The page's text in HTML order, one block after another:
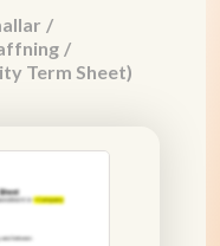
/
/
Term Sheet)